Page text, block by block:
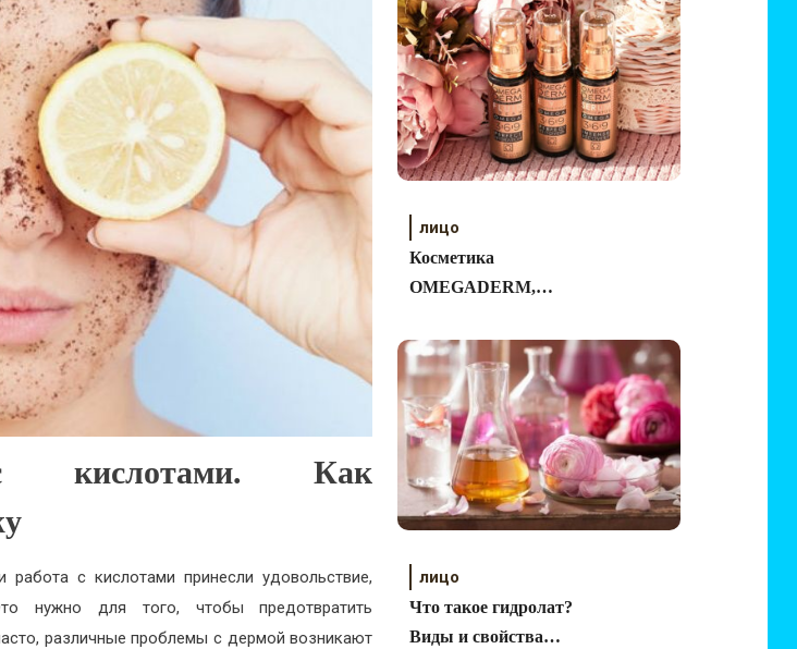
кислотами. Как
с кислотами принесли удовольствие,
нужно для того, чтобы предотвратить
различные проблемы с дермой возникают
лицо
Косметика
OMEGADERM,
лицо
Что такое гидролат?
Виды и свойства